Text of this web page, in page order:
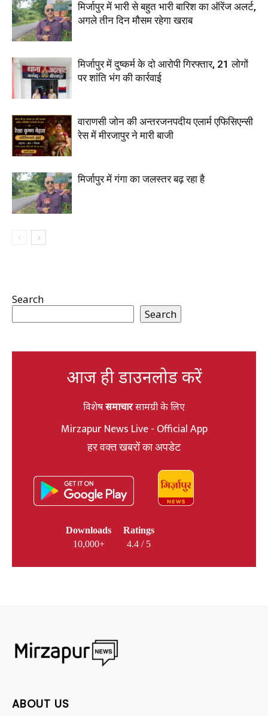
मिर्जापुर में भारी से बहुत भारी बारिश का ऑरेंज अलर्ट,
अगले तीन दिन मौसम रहेगा खराब
मिर्जापुर में दुष्कर्म के दो आरोपी गिरफ्तार, 21 लोगों
पर शांति भंग की कार्रवाई
वाराणसी जोन की अन्तरजनपदीय एलार्म एफिसिएन्सी
रेस में मीरजापुर ने मारी बाजी
मिर्जापुर में गंगा का जलस्तर बढ़ रहा है
Search
Search
आज ही डाउनलोड करें
विशेषसमाचारसामग्री के लिए
Mirzapur News Live - Official App
हर वक्त खबरों का अपडेट
Downloads
10,000+
Ratings
4.4 / 5
ABOUT US